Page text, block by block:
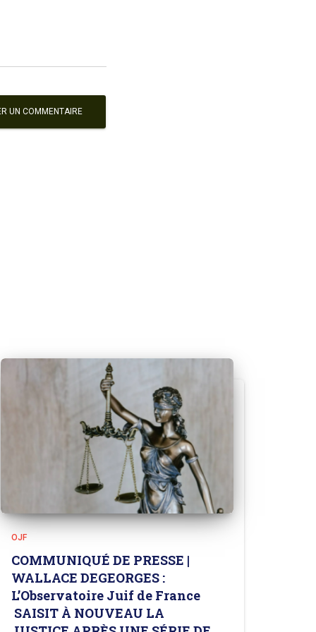
OJF
COMMUNIQUÉ DE PRESSE |
WALLACE DEGEORGES :
L’Observatoire Juif de France
SAISIT À NOUVEAU LA